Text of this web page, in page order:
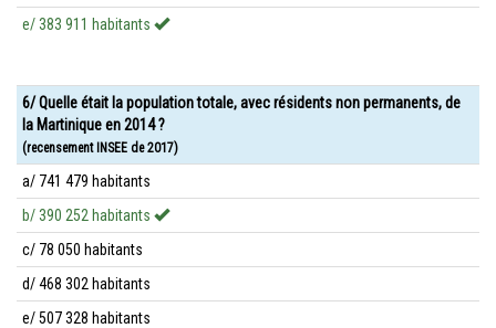
e/ 383 911 habitants
6/ Quelle était la population totale, avec résidents non permanents, de
la Martinique en 2014 ?
(recensement INSEE de 2017)
a/ 741 479 habitants
b/ 390 252 habitants
c/ 78 050 habitants
d/ 468 302 habitants
e/ 507 328 habitants